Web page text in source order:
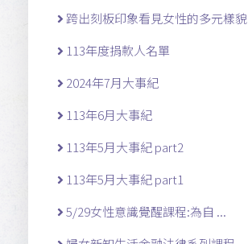
跨出刻板印象看見女性的多元樣貌
113年度捐款人名單
2024年7月大事紀
113年6月大事紀
113年5月大事紀 part2
113年5月大事紀 part1
5/29女性意識覺醒課程:為自 ...